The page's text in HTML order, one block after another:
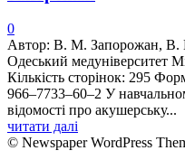
0
Автор: В. М. Запорожан, В.
Одеський медуніверситет
Кількість сторінок: 295
966–7733–60–2 У
вiдомостi про акушерську...
читати далі
© Newspaper WordPress